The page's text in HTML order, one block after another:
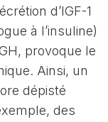
d’IGF-1
à l’insuline)
provoque le
Ainsi, un
dépisté
des